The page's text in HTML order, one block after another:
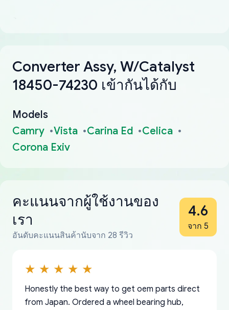
Converter Assy, W/Catalyst
18450-74230 เข้ากันได้กับ
Models
Camry
Vista Carina Ed
Celica
Corona Exiv
คะแนนจากผู้ใช้งานของ
เรา
อันดับคะแนนสินค้านับจาก 28 รีวิว
4.6
จาก 5
Honestly the best way to get oem parts direct
from Japan. Ordered a wheel bearing hub,